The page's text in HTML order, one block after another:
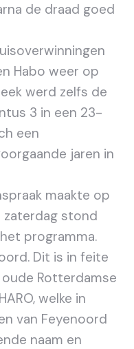
de draad goed
Habo weer op
werd zelfs de
3 in een 23-
een
jaren in
maakte op
zaterdag stond
programma.
Dit is in feite
Rotterdamse
welke in
van Feyenoord
naam en